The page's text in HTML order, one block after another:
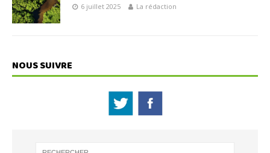
6 juillet 2025 La rédaction
NOUS SUIVRE